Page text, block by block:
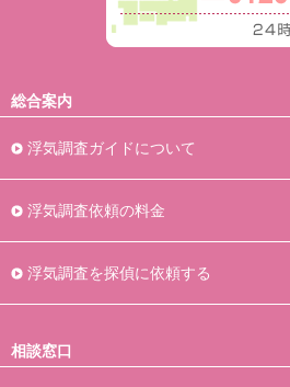
総合案内
浮気調査ガイドについて
浮気調査依頼の料金
浮気調査を探偵に依頼する
相談窓口